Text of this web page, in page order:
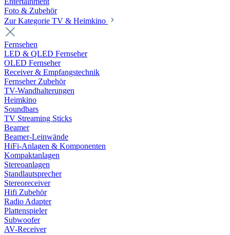
Foto & Zubehör
Zur Kategorie TV & Heimkino
Fernsehen
LED & QLED Fernseher
OLED Fernseher
Receiver & Empfangstechnik
Fernseher Zubehör
TV-Wandhalterungen
Heimkino
Soundbars
TV Streaming Sticks
Beamer
Beamer-Leinwände
HiFi-Anlagen & Komponenten
Kompaktanlagen
Stereoanlagen
Standlautsprecher
Stereoreceiver
Hifi Zubehör
Radio Adapter
Plattenspieler
Subwoofer
AV-Receiver